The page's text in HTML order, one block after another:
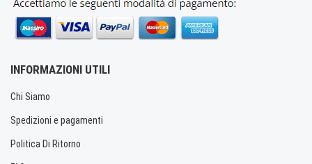
INFORMAZIONI UTILI
Chi Siamo
Spedizioni e pagamenti
Politica Di Ritorno